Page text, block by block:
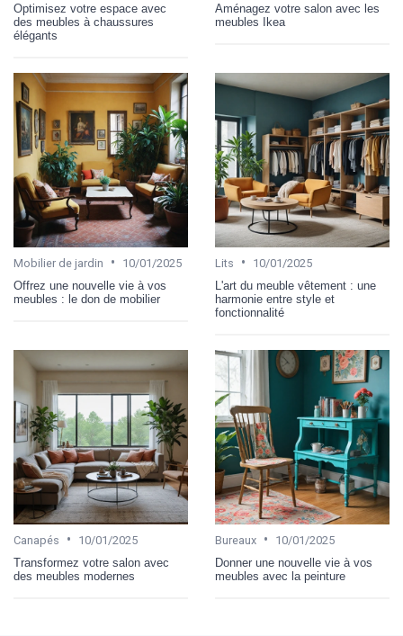
Optimisez votre espace avec
des meubles à chaussures
élégants
Aménagez votre salon avec les
meubles Ikea
Mobilier de jardin •
10/01/2025
Offrez une nouvelle vie à vos
meubles : le don de mobilier
Lits •
10/01/2025
L'art du meuble vêtement : une
harmonie entre style et
fonctionnalité
Canapés •
10/01/2025
Transformez votre salon avec
des meubles modernes
Bureaux •
10/01/2025
Donner une nouvelle vie à vos
meubles avec la peinture